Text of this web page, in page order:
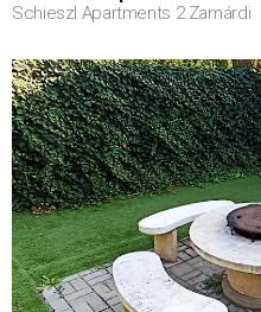
Schieszl Apartments 2 Zamárdi